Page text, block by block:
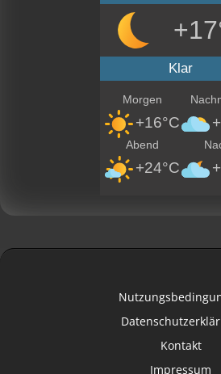
Klar
Morgen
+16°C
Abend
+24°C
Kontakt
Impressum